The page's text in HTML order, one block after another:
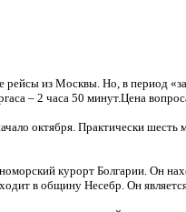
рейсы из Москвы. Но, в период
– 2 часа 50 минут.Цена
октября. Практически
курорт Болгарии. Он
в общину Несебр. Он